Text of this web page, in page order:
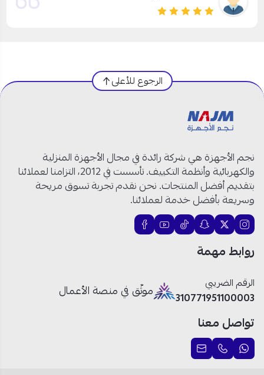
الرجوع للأعلى
نجم الأجهزة هي شركة رائدة في مجال الأجهزة المنزلية
والكهربائية وأنظمة التكييف. تأسست في 2012، التزامنا لعملائنا
بتقديم أفضل المنتجات. نحن نقدم تجربة تسوق مريحة
وسريعة بأفضل خدمة لعملائنا.
روابط مهمة
الرقم الضريبي
310771951100003
موثّق في منصة الأعمال
تواصل معنا